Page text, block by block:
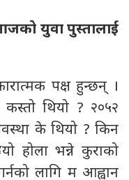
युवा पुस्तालाई
पक्ष हुन्छन् ।
कस्तो थियो ? २०५२
के थियो ? किन
होला भन्ने कुराको
लागि म आह्वान